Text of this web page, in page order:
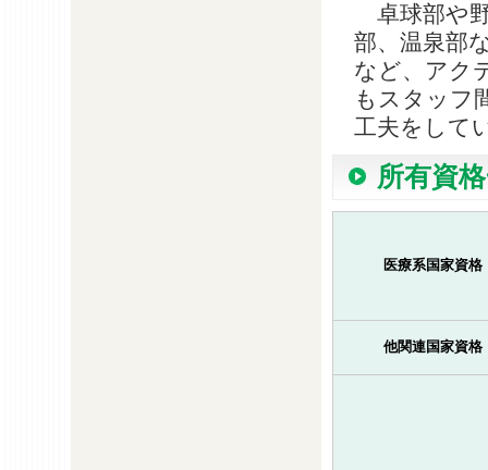
卓球部や
部、温泉部
など、アク
もスタッフ
工夫をして
所有資
医療系国家資格
他関連国家資格